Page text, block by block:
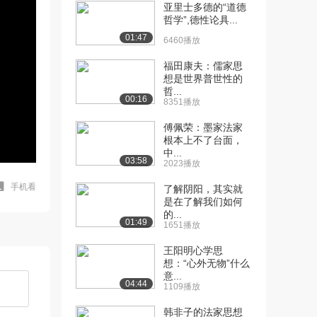
手机看
01:47
亚里士多德的“道德
哲学”,德性论具...
6460播放
00:16
福田康夫：儒家思
想是世界普世性的
哲...
8351播放
03:58
傅佩荣：墨家法家
根本上不了台面，
中...
2023播放
01:49
了解阴阳，其实就
是在了解我们如何
的...
1651播放
04:44
王阳明心学思
想：“心外无物”什么
意...
1109播放
韩非子的法家思想